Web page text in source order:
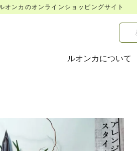
オンカのオンラインショッピングサイト
ルオンカについて